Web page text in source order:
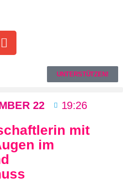
UNTERSTÜTZEN!
22 19:26
mit
im